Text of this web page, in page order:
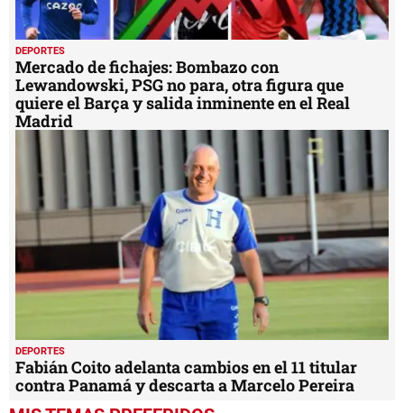
DEPORTES
Mercado de fichajes: Bombazo con
Lewandowski, PSG no para, otra figura que
quiere el Barça y salida inminente en el Real
Madrid
DEPORTES
Fabián Coito adelanta cambios en el 11 titular
contra Panamá y descarta a Marcelo Pereira